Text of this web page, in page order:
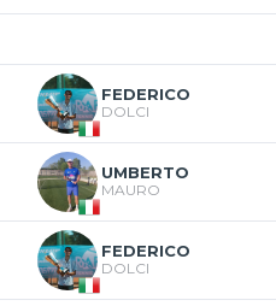
FEDERICO
DOLCI
UMBERTO
MAURO
FEDERICO
DOLCI